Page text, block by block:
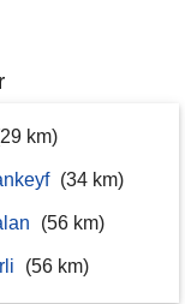
km)
(34 km)
(56 km)
(56 km)